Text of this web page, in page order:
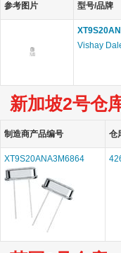
参考图片 型号/品牌
Vishay
新加坡2号仓
制造商产品编号 仓
XT9S20ANA3M6864